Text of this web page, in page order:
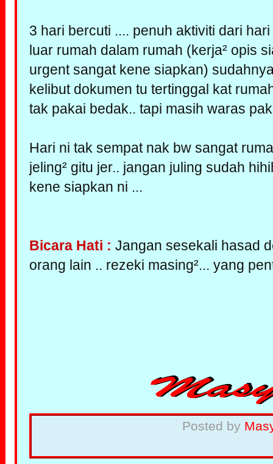
3 hari bercuti .... penuh aktiviti dari
luar rumah dalam rumah (kerja² opis
urgent sangat kene siapkan)
kelibut dokumen tu tertinggal kat
tak pakai bedak.. tapi masih waras
Hari ni tak sempat nak bw sangat
jeling² gitu jer.. jangan juling sudah
kene siapkan ni ...
Bicara Hati : Jangan sesekali hasad
orang lain .. rezeki masing²... yang
Posted by